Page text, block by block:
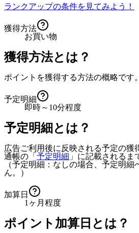
ランクアップの条件を見てみよう！
獲得方法
お買い物
獲得方法とは？
ポイントを獲得する方法の概略です。
予定明細
即時～10分程度
予定明細とは？
広告ご利用後に反映される予定の獲
通帳の「 予定明細 」に記載されるま
（予定明細：なしの場合、予定明細
ん。）
加算日
1ヶ月程度
ポイント加算日とは？